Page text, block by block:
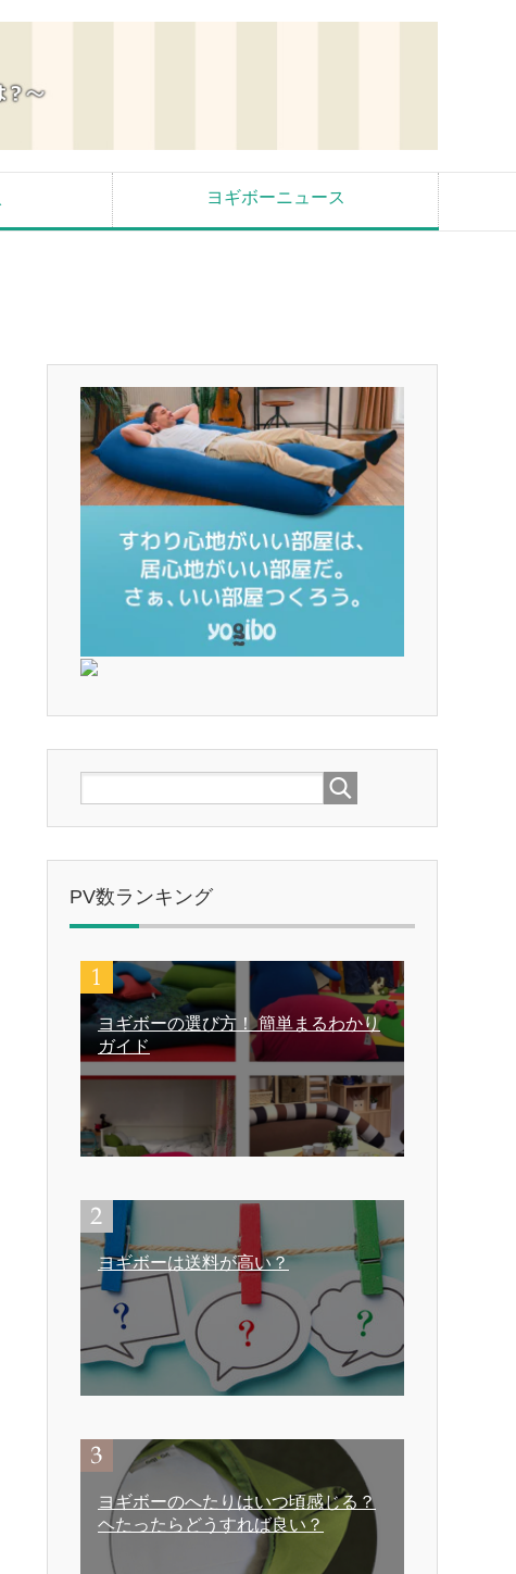
ヨギボーニュース
PV数ランキング
ヨギボーの選び方！ 簡単まるわかり
ガイド
ヨギボーは送料が高い？
ヨギボーのへたりはいつ頃感じる？
ヘたったらどうすれば良い？